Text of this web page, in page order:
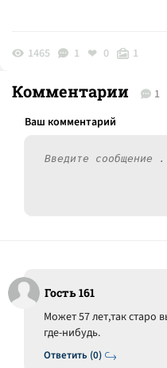
1465 1 0 1
Комментарии 1
Гость 161
Ответить (0)
Может 57 лет,так старо
где-нибудь.